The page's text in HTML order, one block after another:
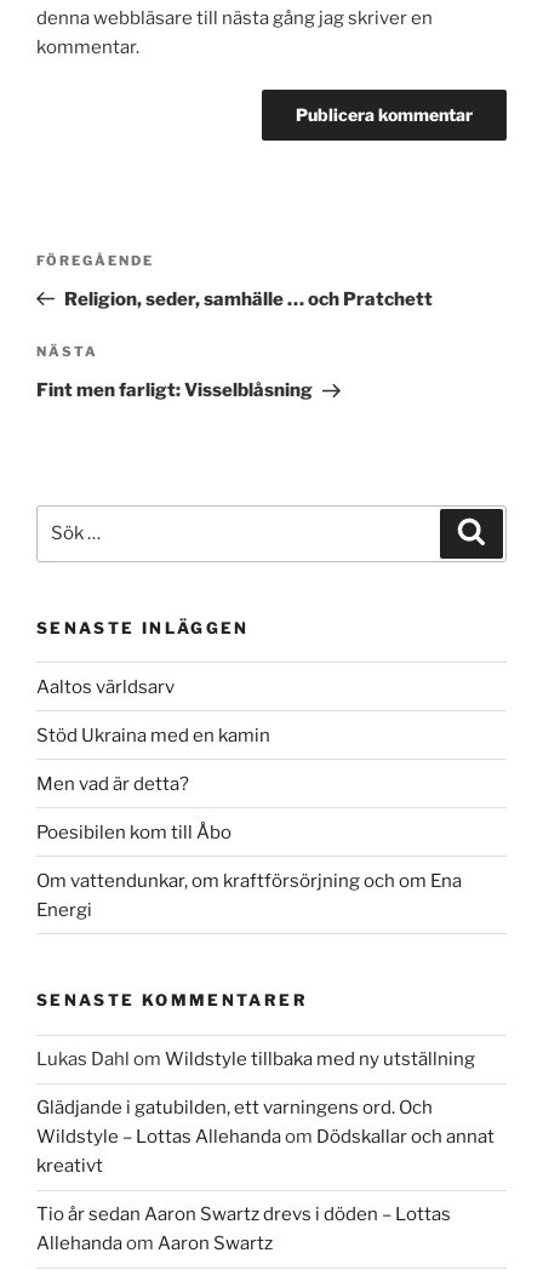
denna webbläsare till nästa gång jag skriver en
kommentar.
Inläggsnavigering
Föregående
inlägg
FÖREGÅENDE
Religion, seder, samhälle … och Pratchett
Nästa
inlägg
NÄSTA
Fint men farligt: Visselblåsning
efter:
SENASTE INLÄGGEN
Aaltos världsarv
Stöd Ukraina med en kamin
Men vad är detta?
Poesibilen kom till Åbo
Om vattendunkar, om kraftförsörjning och om Ena
Energi
SENASTE KOMMENTARER
Lukas Dahl om Wildstyle tillbaka med ny utställning
Glädjande i gatubilden, ett varningens ord. Och
Wildstyle – Lottas Allehandaom Dödskallar och annat
kreativt
Tio år sedan Aaron Swartz drevs i döden – Lottas
Allehandaom Aaron Swartz